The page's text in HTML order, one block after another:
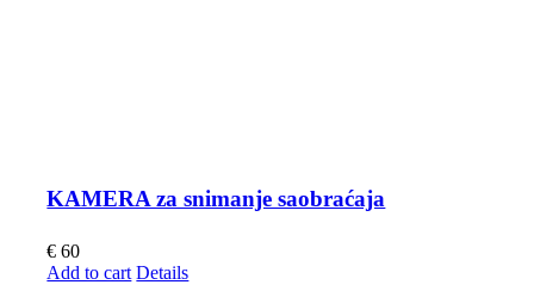
KAMERA za snimanje saobraćaja
€ 60
Add to cart Details